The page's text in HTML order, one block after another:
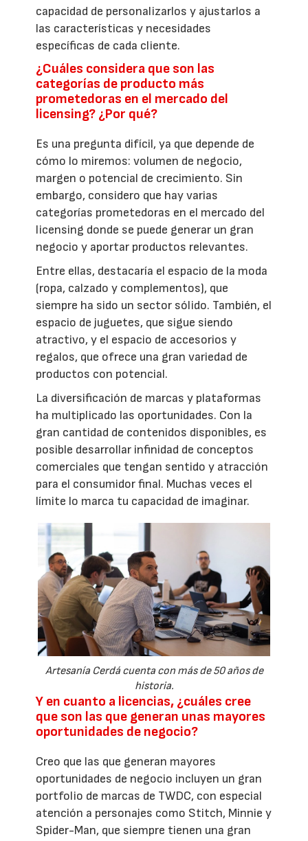
capacidad de personalizarlos y ajustarlos a
las características y necesidades
específicas de cada cliente.
¿Cuáles considera que son las
categorías de producto más
prometedoras en el mercado del
licensing? ¿Por qué?
Es una pregunta difícil, ya que depende de
cómo lo miremos: volumen de negocio,
margen o potencial de crecimiento. Sin
embargo, considero que hay varias
categorías prometedoras en el mercado del
licensing donde se puede generar un gran
negocio y aportar productos relevantes.
Entre ellas, destacaría el espacio de la moda
(ropa, calzado y complementos), que
siempre ha sido un sector sólido. También, el
espacio de juguetes, que sigue siendo
atractivo, y el espacio de accesorios y
regalos, que ofrece una gran variedad de
productos con potencial.
La diversificación de marcas y plataformas
ha multiplicado las oportunidades. Con la
gran cantidad de contenidos disponibles, es
posible desarrollar infinidad de conceptos
comerciales que tengan sentido y atracción
para el consumidor final. Muchas veces el
límite lo marca tu capacidad de imaginar.
Artesanía Cerdá cuenta con más de 50 años de
historia.
Y en cuanto a licencias, ¿cuáles cree
que son las que generan unas mayores
oportunidades de negocio?
Creo que las que generan mayores
oportunidades de negocio incluyen un gran
portfolio de marcas de TWDC, con especial
atención a personajes como Stitch, Minnie y
Spider-Man, que siempre tienen una gran